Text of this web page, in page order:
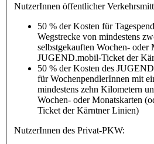
NutzerInnen öffentlicher
50 % der Kosten für
Wegstrecke von mindestens
selbstgekauften Wochen- oder
JUGEND.mobil-Ticket der
50 % der Kosten des
für WochenpendlerInnen mit
mindestens zehn Kilometern
Wochen- oder Monatskarten
Ticket der Kärntner Linien)
NutzerInnen des Privat-PKW: